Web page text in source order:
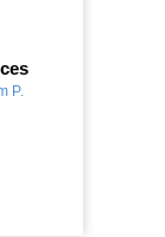
P.